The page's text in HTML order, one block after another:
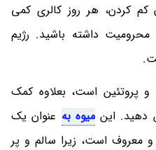
کم کردن، هر روز کالری کمی
داشته باشید. رژیم
پروتئین است، بعلاوه کمک
دهید. اینمیوه به عنوان یک
است، زیرا سالم و پر